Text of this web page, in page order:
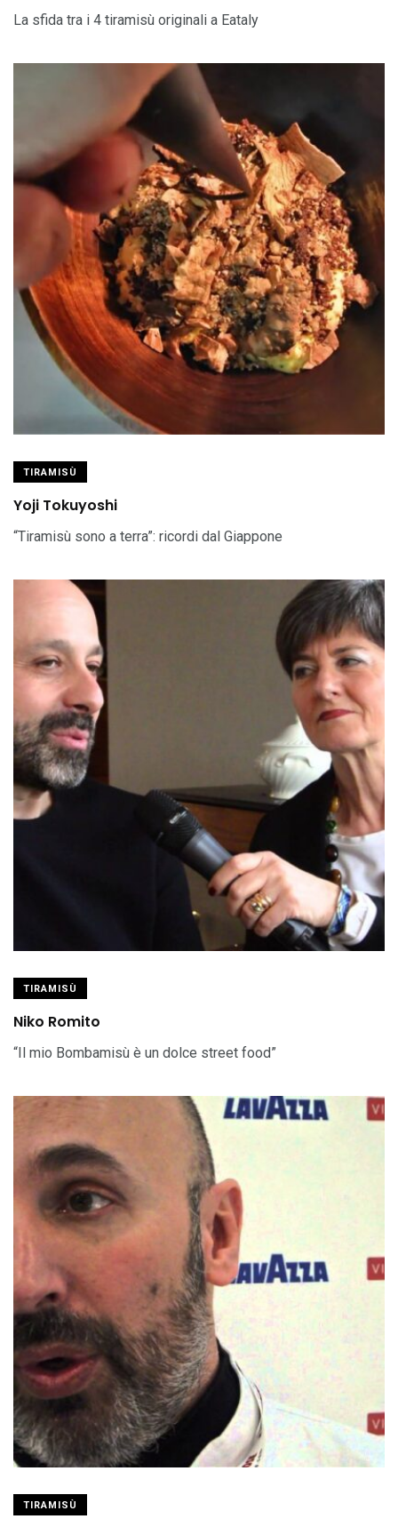
La sfida tra i 4 tiramisù originali a Eataly
TIRAMISÙ
Yoji Tokuyoshi
“Tiramisù sono a terra”: ricordi dal Giappone
TIRAMISÙ
Niko Romito
“Il mio Bombamisù è un dolce street food”
TIRAMISÙ